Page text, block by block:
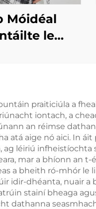
Móidéal
le
praiticiúla a
iontach, a
an réimse
atá aige nó aici. In
léiriú
mar a bhíonn an
a bheith ró-mhór
idir-dhéanta, nuair
stainí bheaga
dathanna